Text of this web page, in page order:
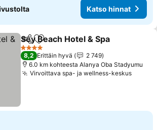
Katso hinnat
Jaa Lisää suosikkeihin
Sey Beach Hotel & Spa
4 Tähtiluokitus
8,2 Erittäin hyvä
2 749
6.0 km kohteesta Alanya Oba Stadyumu
Virvoittava spa- ja wellness-keskusKatso